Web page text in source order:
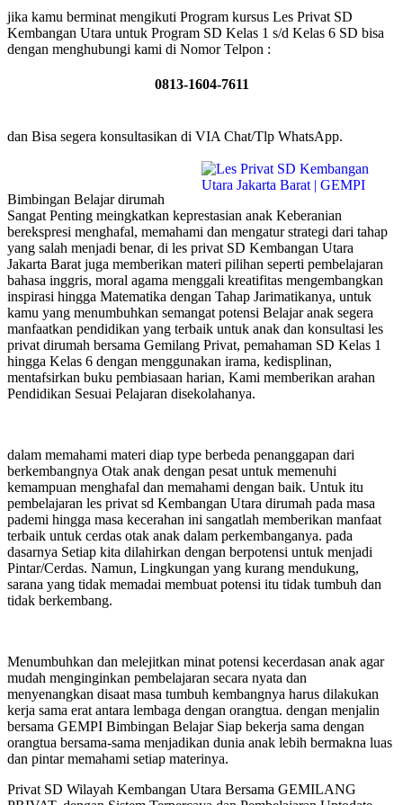
jika kamu berminat mengikuti Program kursus Les Privat SD
Kembangan Utara untuk Program SD Kelas 1 s/d Kelas 6 SD bisa
dengan menghubungi kami di Nomor Telpon :
0813-1604-7611
dan Bisa segera konsultasikan di VIA Chat/Tlp WhatsApp.
Bimbingan Belajar dirumah
Sangat Penting meingkatkan keprestasian anak Keberanian
berekspresi menghafal, memahami dan mengatur strategi dari tahap
yang salah menjadi benar, di les privat SD Kembangan Utara
Jakarta Barat juga memberikan materi pilihan seperti pembelajaran
bahasa inggris, moral agama menggali kreatifitas mengembangkan
inspirasi hingga Matematika dengan Tahap Jarimatikanya, untuk
kamu yang menumbuhkan semangat potensi Belajar anak segera
manfaatkan pendidikan yang terbaik untuk anak dan konsultasi les
privat dirumah bersama Gemilang Privat, pemahaman SD Kelas 1
hingga Kelas 6 dengan menggunakan irama, kedisplinan,
mentafsirkan buku pembiasaan harian, Kami memberikan arahan
Pendidikan Sesuai Pelajaran disekolahanya.
dalam memahami materi diap type berbeda penanggapan dari
berkembangnya Otak anak dengan pesat untuk memenuhi
kemampuan menghafal dan memahami dengan baik. Untuk itu
pembelajaran les privat sd Kembangan Utara dirumah pada masa
pademi hingga masa kecerahan ini sangatlah memberikan manfaat
terbaik untuk cerdas otak anak dalam perkembanganya. pada
dasarnya Setiap kita dilahirkan dengan berpotensi untuk menjadi
Pintar/Cerdas. Namun, Lingkungan yang kurang mendukung,
sarana yang tidak memadai membuat potensi itu tidak tumbuh dan
tidak berkembang.
Menumbuhkan dan melejitkan minat potensi kecerdasan anak agar
mudah menginginkan pembelajaran secara nyata dan
menyenangkan disaat masa tumbuh kembangnya harus dilakukan
kerja sama erat antara lembaga dengan orangtua. dengan menjalin
bersama GEMPI Bimbingan Belajar Siap bekerja sama dengan
orangtua bersama-sama menjadikan dunia anak lebih bermakna luas
dan pintar memahami setiap materinya.
Privat SD Wilayah Kembangan Utara Bersama GEMILANG